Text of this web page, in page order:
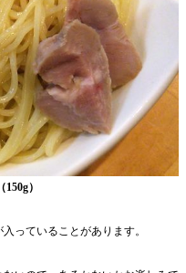
）
っていることがあります。